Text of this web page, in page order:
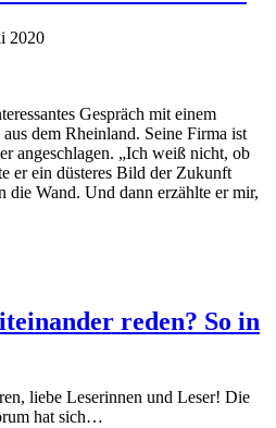
2020
Gespräch mit einem
dem Rheinland. Seine Firma ist
angeschlagen. „Ich weiß nicht, ob
er ein düsteres Bild der Zukunft
die Wand. Und dann erzählte er mir,
reden? So in
liebe Leserinnen und Leser! Die
hat sich…